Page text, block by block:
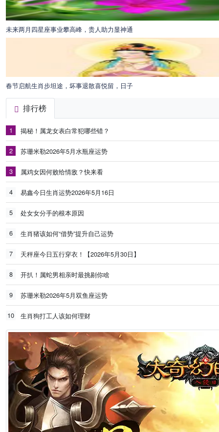
未来两月四星座事业攀高峰，贵人助力显神通
春节启航生肖步坦途，坏事退散喜悦留，日子
排行榜
1 揭秘！属龙女表白常犯哪些错？
2 苏珊米勒2026年5月水瓶座运势
3 属鸡女因何败给情敌？快来看
4 易鑫今日生肖运势2026年5月16日
5 处女女分手的根本原因
6 生肖猪该如何“借势”提升自己运势
7 天秤座今日五行穿衣！【2026年5月30日】
8 开扒！属蛇男相亲时最挑剔你啥
9 苏珊米勒2026年5月双鱼座运势
10 生肖狗打工人该如何理财